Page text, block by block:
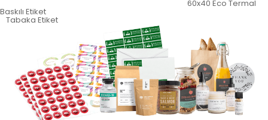
60x40 Eco Termal
Baskılı Etiket
Tabaka Etiket